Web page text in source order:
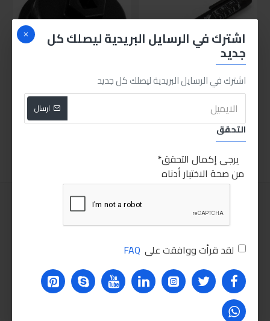
اشترك في الرسايل البريدية ليصلك كل
جديد
اشترك في الرسايل البريدية ليصلك كل جديد
ارسال
التحقق
يرجى إكمال التحقق
من صحة الاختبار أدناه
لقد قرأت ووافقت على FAQ
500.00LE
اضافة للسلة
مفتاح فلتر حشو تويوتا